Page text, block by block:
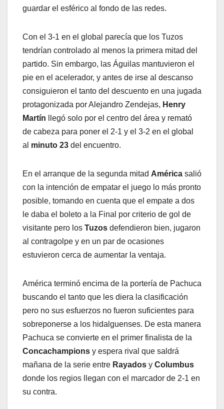
guardar el esférico al fondo de las redes.
Con el 3-1 en el global parecía que los Tuzos
tendrían controlado al menos la primera mitad del
partido. Sin embargo, las Águilas mantuvieron el
pie en el acelerador, y antes de irse al descanso
consiguieron el tanto del descuento en una jugada
protagonizada por Alejandro Zendejas, Henry
Martín llegó solo por el centro del área y remató
de cabeza para poner el 2-1 y el 3-2 en el global
al minuto 23 del encuentro.
En el arranque de la segunda mitad América salió
con la intención de empatar el juego lo más pronto
posible, tomando en cuenta que el empate a dos
le daba el boleto a la Final por criterio de gol de
visitante pero los Tuzos defendieron bien, jugaron
al contragolpe y en un par de ocasiones
estuvieron cerca de aumentar la ventaja.
América terminó encima de la portería de Pachuca
buscando el tanto que les diera la clasificación
pero no sus esfuerzos no fueron suficientes para
sobreponerse a los hidalguenses. De esta manera
Pachuca se convierte en el primer finalista de la
Concachampions y espera rival que saldrá
mañana de la serie entre Rayados y Columbus
donde los regios llegan con el marcador de 2-1 en
su contra.